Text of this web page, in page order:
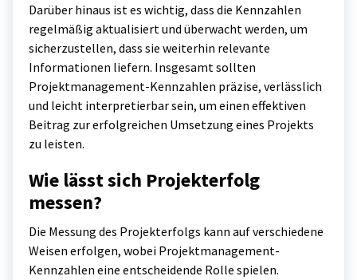
Darüber hinaus ist es wichtig, dass die Kennzahlen
regelmäßig aktualisiert und überwacht werden, um
sicherzustellen, dass sie weiterhin relevante
Informationen liefern. Insgesamt sollten
Projektmanagement-Kennzahlen präzise, verlässlich
und leicht interpretierbar sein, um einen effektiven
Beitrag zur erfolgreichen Umsetzung eines Projekts
zu leisten.
Wie lässt sich Projekterfolg
messen?
Die Messung des Projekterfolgs kann auf verschiedene
Weisen erfolgen, wobei Projektmanagement-
Kennzahlen eine entscheidende Rolle spielen.